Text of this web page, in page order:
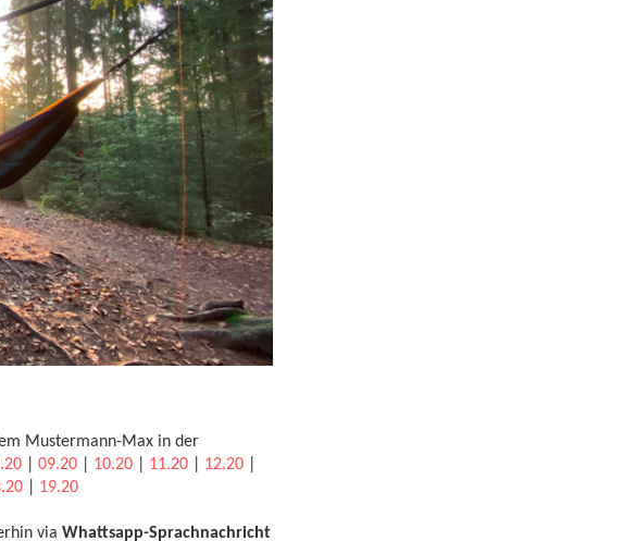
Mustermann-Max in der
09.20 10.20 11.20 12.20
19.20
via Whattsapp-Sprachnachricht